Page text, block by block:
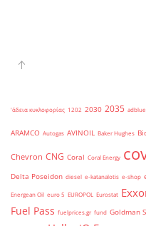
'άδεια κυκλοφορίας 1202 2030 2035 adblue
ARAMCO Autogas AVINOIL Baker Hughes
Chevron CNG Coral Coral Energy
Delta Poseidon diesel e-katanalotis e-shop
Energean Oil euro 5 EUROPOL Eurostat
Fuel Pass fuelprices.gr fund Goldman